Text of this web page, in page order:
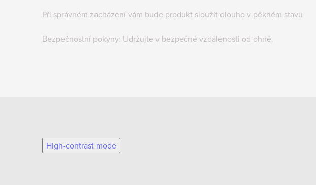
Při správném zacházení vám bude produkt sloužit dlouho v pěkném stavu
Bezpečnostní pokyny: Udržujte v bezpečné vzdálenosti od ohně.
High-contrast mode